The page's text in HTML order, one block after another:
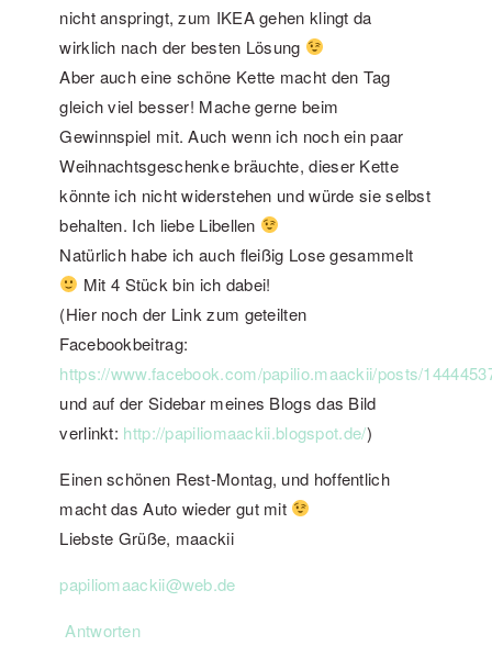
nicht anspringt, zum IKEA gehen klingt da
wirklich nach der besten Lösung
Aber auch eine schöne Kette macht den Tag
gleich viel besser! Mache gerne beim
Gewinnspiel mit. Auch wenn ich noch ein paar
Weihnachtsgeschenke bräuchte, dieser Kette
könnte ich nicht widerstehen und würde sie selbst
behalten. Ich liebe Libellen
Natürlich habe ich auch fleißig Lose gesammelt
Mit 4 Stück bin ich dabei!
(Hier noch der Link zum geteilten
Facebookbeitrag:
https://www.facebook.com/papilio.maackii/posts/
und auf der Sidebar meines Blogs das Bild
verlinkt: http://papiliomaackii.blogspot.de/)
Einen schönen Rest-Montag, und hoffentlich
macht das Auto wieder gut mit
Liebste Grüße, maackii
papiliomaackii@web.de
Antworten